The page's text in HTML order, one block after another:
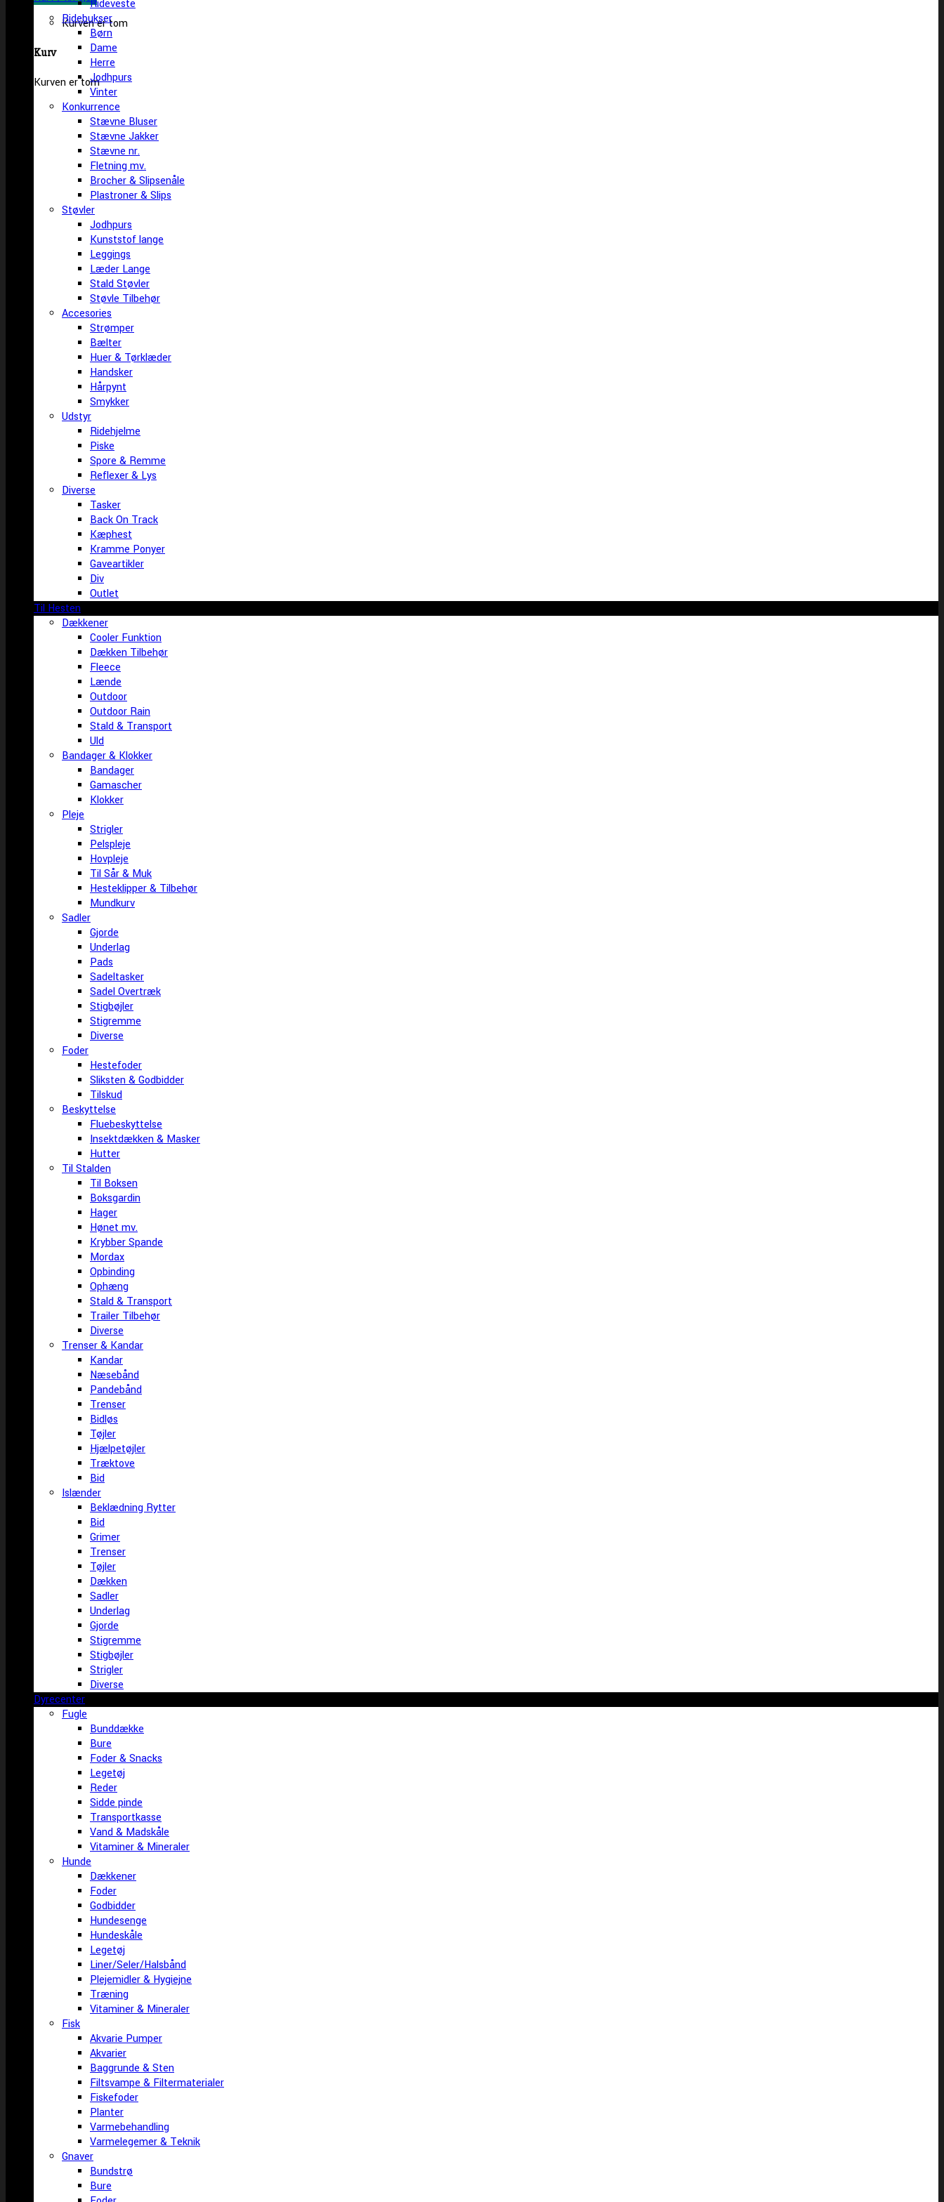
Kurven er tom
Kurv
Kurven er tom
Rideveste
Ridebukser
Børn
Dame
Herre
Jodhpurs
Vinter
Konkurrence
Stævne Bluser
Stævne Jakker
Stævne nr.
Fletning mv.
Brocher & Slipsenåle
Plastroner & Slips
Støvler
Jodhpurs
Kunststof lange
Leggings
Læder Lange
Stald Støvler
Støvle Tilbehør
Accesories
Strømper
Bælter
Huer & Tørklæder
Handsker
Hårpynt
Smykker
Udstyr
Ridehjelme
Piske
Spore & Remme
Reflexer & Lys
Diverse
Tasker
Back On Track
Kæphest
Kramme Ponyer
Gaveartikler
Div
Outlet
Til Hesten
Dækkener
Cooler Funktion
Dækken Tilbehør
Fleece
Lænde
Outdoor
Outdoor Rain
Stald & Transport
Uld
Bandager & Klokker
Bandager
Gamascher
Klokker
Pleje
Strigler
Pelspleje
Hovpleje
Til Sår & Muk
Hesteklipper & Tilbehør
Mundkurv
Sadler
Gjorde
Underlag
Pads
Sadeltasker
Sadel Overtræk
Stigbøjler
Stigremme
Diverse
Foder
Hestefoder
Sliksten & Godbidder
Tilskud
Beskyttelse
Fluebeskyttelse
Insektdækken & Masker
Hutter
Til Stalden
Til Boksen
Boksgardin
Hager
Hønet mv.
Krybber Spande
Mordax
Opbinding
Ophæng
Stald & Transport
Trailer Tilbehør
Diverse
Trenser & Kandar
Kandar
Næsebånd
Pandebånd
Trenser
Bidløs
Tøjler
Hjælpetøjler
Træktove
Bid
Islænder
Beklædning Rytter
Bid
Grimer
Trenser
Tøjler
Dækken
Sadler
Underlag
Gjorde
Stigremme
Stigbøjler
Strigler
Diverse
Dyrecenter
Fugle
Bunddække
Bure
Foder & Snacks
Legetøj
Reder
Sidde pinde
Transportkasse
Vand & Madskåle
Vitaminer & Mineraler
Hunde
Dækkener
Foder
Godbidder
Hundesenge
Hundeskåle
Legetøj
Liner/Seler/Halsbånd
Plejemidler & Hygiejne
Træning
Vitaminer & Mineraler
Fisk
Akvarie Pumper
Akvarier
Baggrunde & Sten
Filtsvampe & Filtermaterialer
Fiskefoder
Planter
Varmebehandling
Varmelegemer & Teknik
Gnaver
Bundstrø
Bure